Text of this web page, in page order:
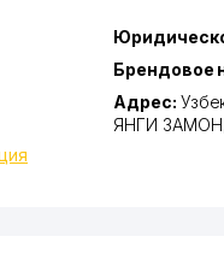
Брендовое
Адрес:
ЯНГИ ЗАМОН